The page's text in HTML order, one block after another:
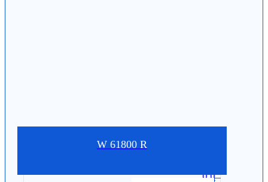
W 61800 R
0.0